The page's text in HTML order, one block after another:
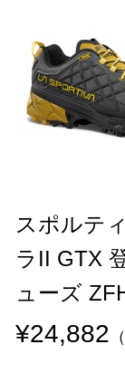
スポルテ
ラII GTX
ューズ
¥24,882